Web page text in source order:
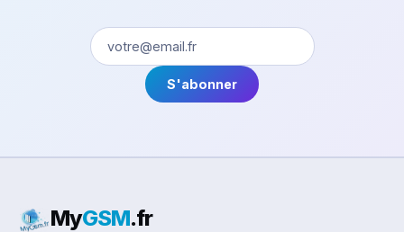
S'abonner
MyGSM.fr